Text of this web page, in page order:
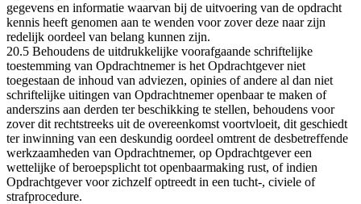
gegevens en informatie waarvan bij de uitvoering van de opdracht
kennis heeft genomen aan te wenden voor zover deze naar zijn
redelijk oordeel van belang kunnen zijn.
20.5 Behoudens de uitdrukkelijke voorafgaande schriftelijke
toestemming van Opdrachtnemer is het Opdrachtgever niet
toegestaan de inhoud van adviezen, opinies of andere al dan niet
schriftelijke uitingen van Opdrachtnemer openbaar te maken of
anderszins aan derden ter beschikking te stellen, behoudens voor
zover dit rechtstreeks uit de overeenkomst voortvloeit, dit geschiedt
ter inwinning van een deskundig oordeel omtrent de desbetreffende
werkzaamheden van Opdrachtnemer, op Opdrachtgever een
wettelijke of beroepsplicht tot openbaarmaking rust, of indien
Opdrachtgever voor zichzelf optreedt in een tucht-, civiele of
strafprocedure.